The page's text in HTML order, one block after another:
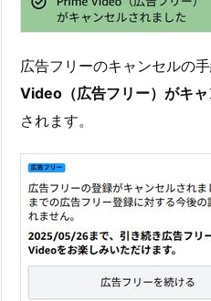
広告フリーのキャンセルの
Video（広告フリー）がキ
されます。